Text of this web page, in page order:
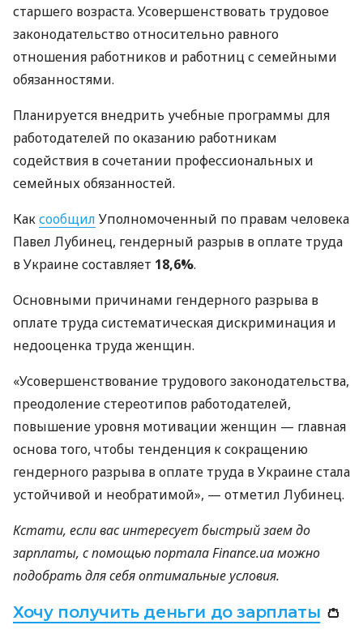
старшего возраста. Усовершенствовать трудовое
законодательство относительно равного
отношения работников и работниц с семейными
обязанностями.
Планируется внедрить учебные программы для
работодателей по оказанию работникам
содействия в сочетании профессиональных и
семейных обязанностей.
Каксообщил Уполномоченный по правам человека
Павел Лубинец, гендерный разрыв в оплате труда
в Украине составляет 18,6%.
Основными причинами гендерного разрыва в
оплате труда систематическая дискриминация и
недооценка труда женщин.
«Усовершенствование трудового законодательства,
преодоление стереотипов работодателей,
повышение уровня мотивации женщин — главная
основа того, чтобы тенденция к сокращению
гендерного разрыва в оплате труда в Украине стала
устойчивой и необратимой», — отметил Лубинец.
Кстати, если вас интересует быстрый заем до
зарплаты, с помощью портала Finance.ua можно
подобрать для себя оптимальные условия.
Хочу получить деньги до зарплаты 👛